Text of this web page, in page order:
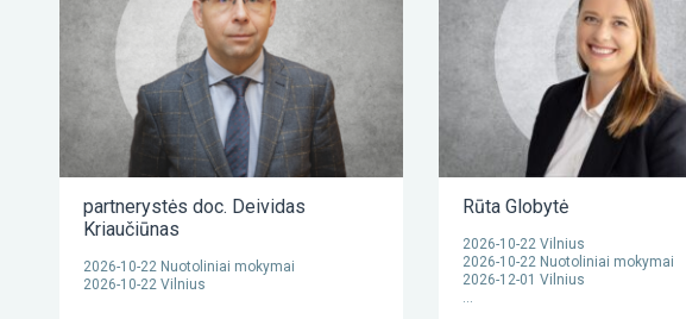
partnerystės doc. Deividas
Kriaučiūnas
2026-10-22 Nuotoliniai mokymai
2026-10-22 Vilnius
Rūta Globytė
2026-10-22 Vilnius
2026-10-22 Nuotoliniai mokymai
2026-12-01 Vilnius
…